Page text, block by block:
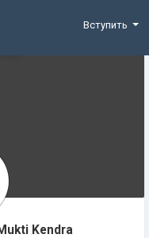
Вступить
Kendra